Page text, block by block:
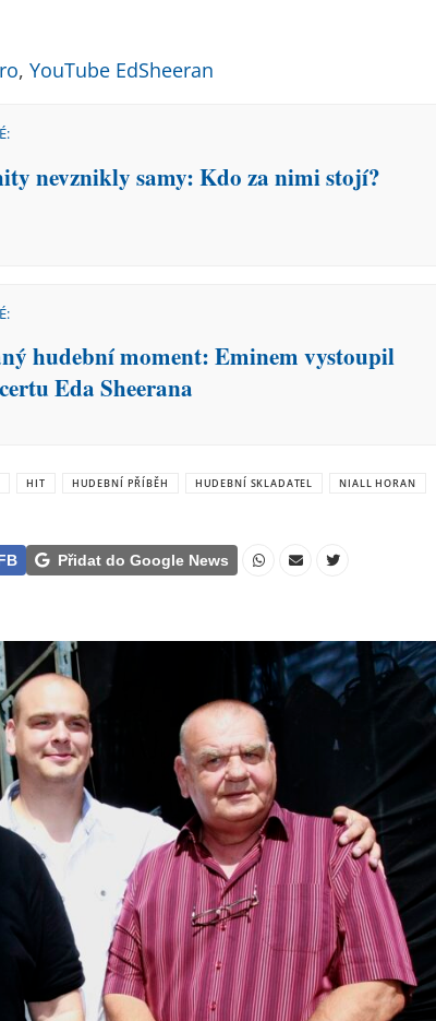
, YouTube EdSheeran
nevznikly samy: Kdo za nimi stojí?
hudební moment: Eminem vystoupil
Eda Sheerana
HIT HUDEBNÍ PŘÍBĚH HUDEBNÍ SKLADATEL
NIALL HORAN
Přidat do Google News